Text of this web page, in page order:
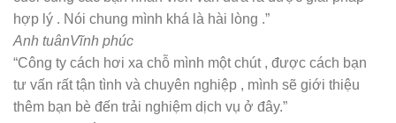
hợp lý . Nói chung mình khá là hài lòng .”
Anh tuânVĩnh phúc
“Công ty cách hơi xa chỗ mình một chút , được cách bạn
tư vấn rất tận tình và chuyên nghiệp , mình sẽ giới thiệu
thêm bạn bè đến trải nghiệm dịch vụ ở đây.”